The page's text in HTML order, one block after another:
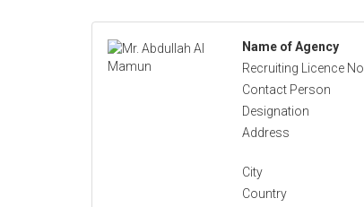
Name of Agency
Recruiting Licence No.
Contact Person
Designation
Address
City
Country